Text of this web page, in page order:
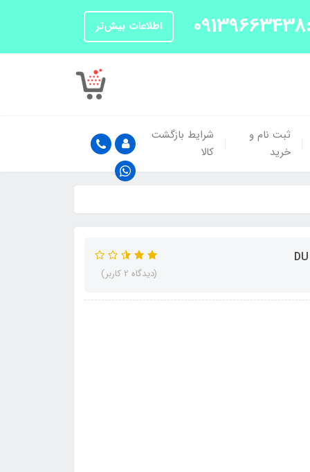
اطلاعات بیش‌تر
ثبت نام و
خرید
شرایط بازگشت
کالا
(دیدگاه 2 کاربر)